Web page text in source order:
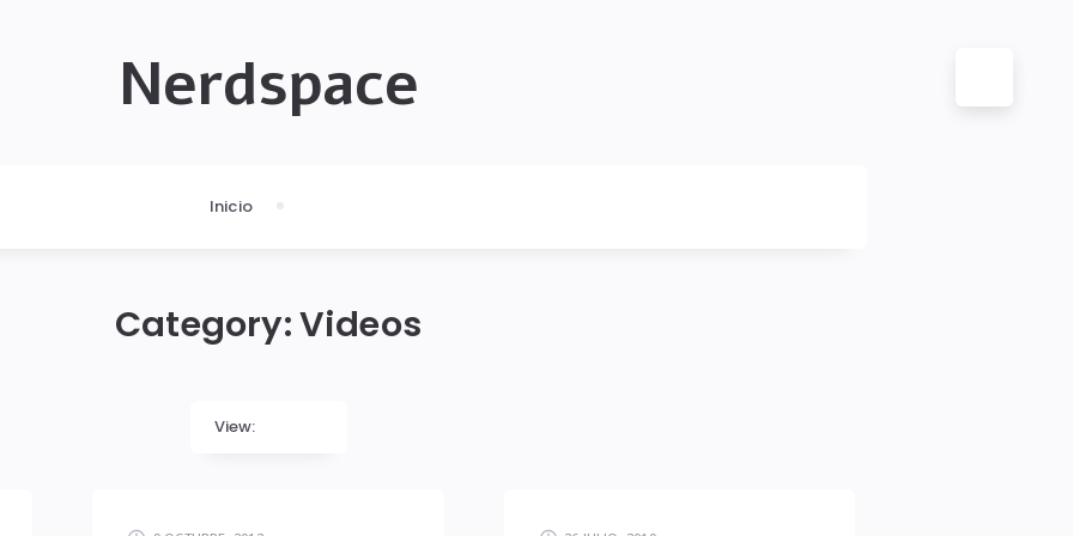
Nerdspace
Inicio
Category:Videos
View: